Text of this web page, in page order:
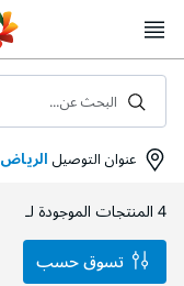
to
Content
عنوان التوصيلالرياض
البحث عن...
4المنتجات الموجودة لـ
تسوق حسب